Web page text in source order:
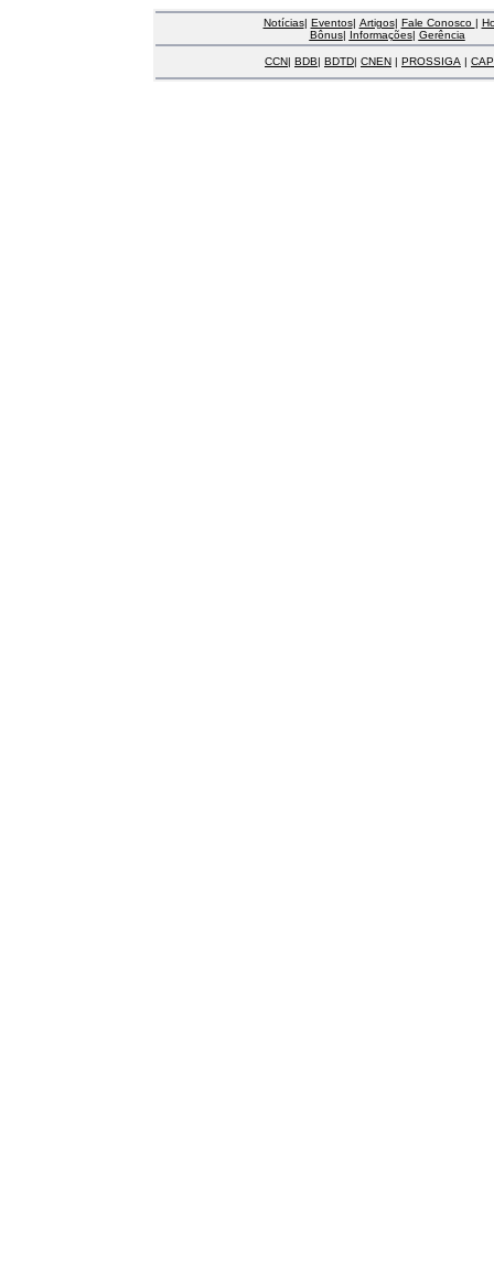
Notícias| Eventos| Artigos| Fale Conosco |
Bônus| Informações| Gerência
CCN| BDB| BDTD| CNEN | PROSSIGA |